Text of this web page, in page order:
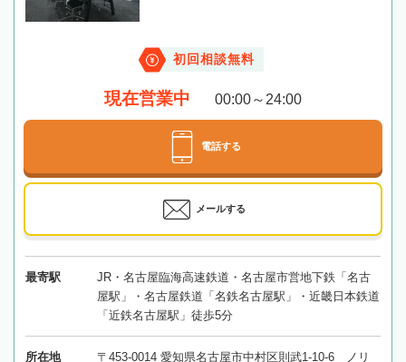
初回相談無料
現在営業中 00:00～24:00
電話する
メールする
最寄駅
JR・名古屋臨海高速鉄道・名古屋市営地下鉄「名古
屋駅」・名古屋鉄道「名鉄名古屋駅」・近畿日本鉄道
「近鉄名古屋駅」徒歩5分
所在地
〒453-0014 愛知県名古屋市中村区則武1-10-6 ノリ